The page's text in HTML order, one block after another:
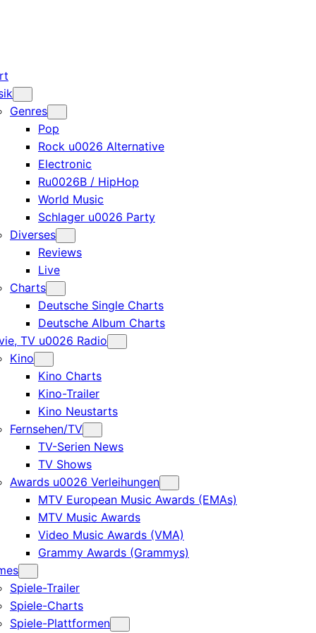
Genres
Pop
Rock u0026 Alternative
Electronic
Ru0026B / HipHop
World Music
Schlager u0026 Party
Diverses
Reviews
Live
Charts
Deutsche Single Charts
Deutsche Album Charts
TV u0026 Radio
Kino
Kino Charts
Kino-Trailer
Kino Neustarts
Fernsehen/TV
TV-Serien News
TV Shows
Awards u0026 Verleihungen
MTV European Music Awards (EMAs)
MTV Music Awards
Video Music Awards (VMA)
Grammy Awards (Grammys)
Spiele-Trailer
Spiele-Charts
Spiele-Plattformen